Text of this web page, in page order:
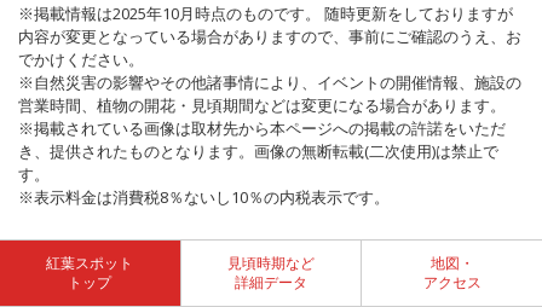
※掲載情報は2025年10月時点のものです。 随時更新をしておりますが
内容が変更となっている場合がありますので、事前にご確認のうえ、お
でかけください。
※自然災害の影響やその他諸事情により、イベントの開催情報、施設の
営業時間、植物の開花・見頃期間などは変更になる場合があります。
※掲載されている画像は取材先から本ページへの掲載の許諾をいただ
き、提供されたものとなります。画像の無断転載(二次使用)は禁止で
す。
※表示料金は消費税8％ないし10％の内税表示です。
紅葉スポット
トップ
見頃時期など
詳細データ
地図・
アクセス